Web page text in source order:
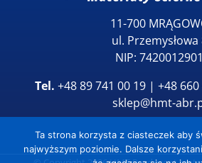
11-700
ul. Przemysłowa
NIP: 7420012901
Tel. +48 89 741 00 19 | +48
sklep@hmt-
Ta strona korzysta z ciasteczek aby
najwyższym poziomie. Dalsze